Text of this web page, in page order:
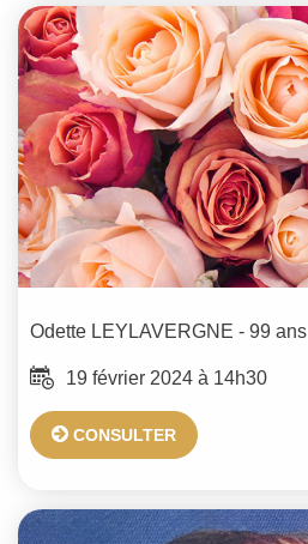
Odette LEYLAVERGNE - 99 ans
19 février 2024 à 14h30
CONSULTER